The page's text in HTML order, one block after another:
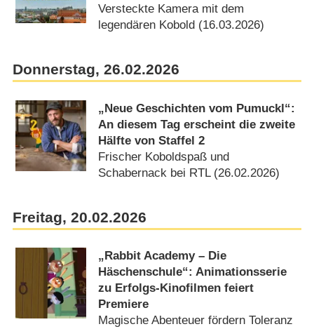
Versteckte Kamera mit dem
legendären Kobold (16.03.2026)
Donnerstag, 26.02.2026
„Neue Geschichten vom Pumuckl“:
An diesem Tag erscheint die zweite
Hälfte von Staffel 2
Frischer Koboldspaß und
Schabernack bei RTL (26.02.2026)
Freitag, 20.02.2026
„Rabbit Academy – Die
Häschenschule“: Animationsserie
zu Erfolgs-Kinofilmen feiert
Premiere
Magische Abenteuer fördern Toleranz